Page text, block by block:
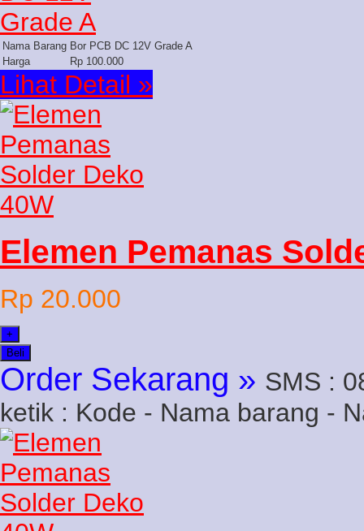
Nama Barang Bor PCB DC 12V Grade A
Harga
Rp 100.000
Lihat Detail »
Elemen Pemanas
Rp 20.000
+
Beli
Order Sekarang » SMS :
ketik : Kode - Nama barang -